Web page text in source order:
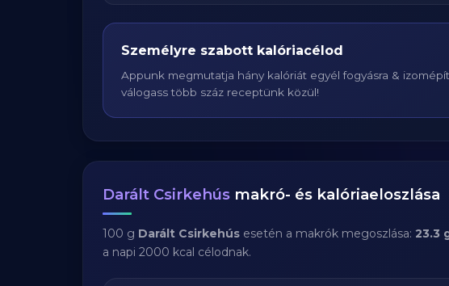
Személyre szabott kalóriacélod
Appunk megmutatja hány kalóriát egyél fogyásra &
válogass több száz receptünk közül!
Darált Csirkehús makró- és kalóriaeloszlása
100 g Darált Csirkehús esetén a makrók megoszlása: 23.3
a napi 2000 kcal célodnak.